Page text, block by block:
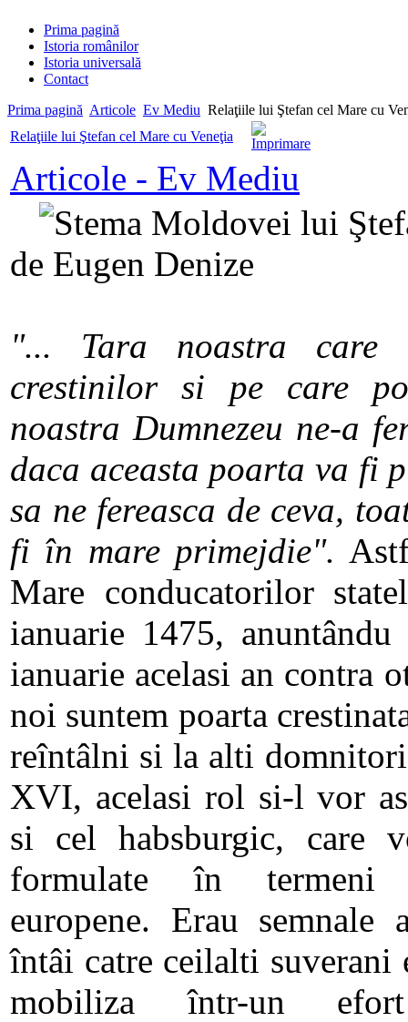
Prima pagină
Istoria românilor
Istoria universală
Contact
Prima pagină Articole Ev Mediu Relaţiile lui Ştefan cel Mare cu
Relaţiile lui Ştefan cel Mare cu Veneţia
Articole - Ev Mediu
de Eugen Denize
"... Tara noastra care
crestinilor si pe care
noastra Dumnezeu ne-a
daca aceasta poarta va fi
sa ne fereasca de ceva,
fi în mare primejdie".
Mare conducatorilor
ianuarie 1475,
ianuarie acelasi an contra
noi suntem poarta
reîntâlni si la alti
XVI, acelasi rol si-l vor
si cel habsburgic, care
formulate în termeni
europene. Erau
întâi catre ceilalti suverani
mobiliza într-un